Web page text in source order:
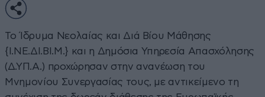
Το Ίδρυμα Νεολαίας και Διά Βίου Μάθησης
{Ι.ΝΕ.ΔΙ.ΒΙ.Μ.} και η Δημόσια Υπηρεσία Απασχόλησης
(Δ.ΥΠ.Α.) προχώρησαν στην ανανέωση του
Μνημονίου Συνεργασίας τους, με αντικείμενο τη